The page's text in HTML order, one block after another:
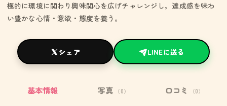
極的に環境に関わり興味関心を広げチャレンジし，達成感を味わ
い豊かな心情・意欲・態度を養う。
シェア LINEに送る
基本情報 写真 （0） 口コミ （0）